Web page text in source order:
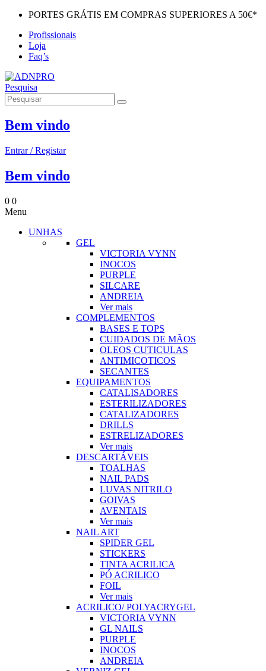
PORTES GRÁTIS EM COMPRAS SUPERIORES A 50€*
Profissionais
Loja
Faq’s
Pesquisa
Bem vindo
Entrar / Registar
Bem vindo
0 0
Menu
UNHAS
GEL
VICTORIA VYNN
INOCOS
PURPLE
SILCARE
ANDREIA
Ver mais
COMPLEMENTOS
BASES E TOPS
CUIDADOS DE MÃOS
OLEOS CUTICULAS
ANTIMICOTICOS
SECANTES
EQUIPAMENTOS
CATALISADORES
ESTERILIZADORES
CATALIZADORES
DRILLS
ESTRELIZADORES
Ver mais
DESCARTÁVEIS
TOALHAS
NAIL PADS
LUVAS NITRILO
GOIVAS
AVENTAIS
Ver mais
NAIL ART
SPIDER GEL
STICKERS
TINTA ACRILICA
PÓ ACRILICO
FOIL
Ver mais
ACRILICO/ POLYACRYGEL
VICTORIA VYNN
GL NAILS
PURPLE
INOCOS
ANDREIA